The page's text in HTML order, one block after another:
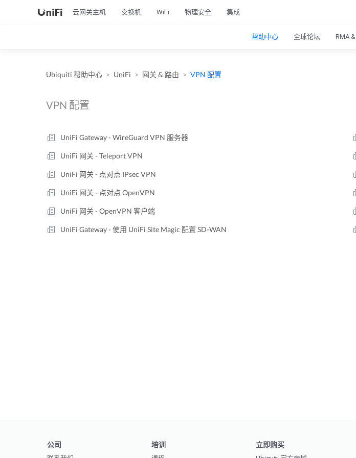
云网关主机 交换机 WiFi 物理安全 集成
帮助中心 全球论坛 RMA
Ubiquiti 帮助中心 UniFi 网关 & 路由 VPN 配置
VPN 配置
UniFi Gateway - WireGuard VPN 服务器
UniFi 网关 - Teleport VPN
UniFi 网关 - 点对点 IPsec VPN
UniFi 网关 - 点对点 OpenVPN
UniFi 网关 - OpenVPN 客户端
UniFi Gateway - 使用 UniFi Site Magic 配置 SD-WAN
公司 培训 立即购买